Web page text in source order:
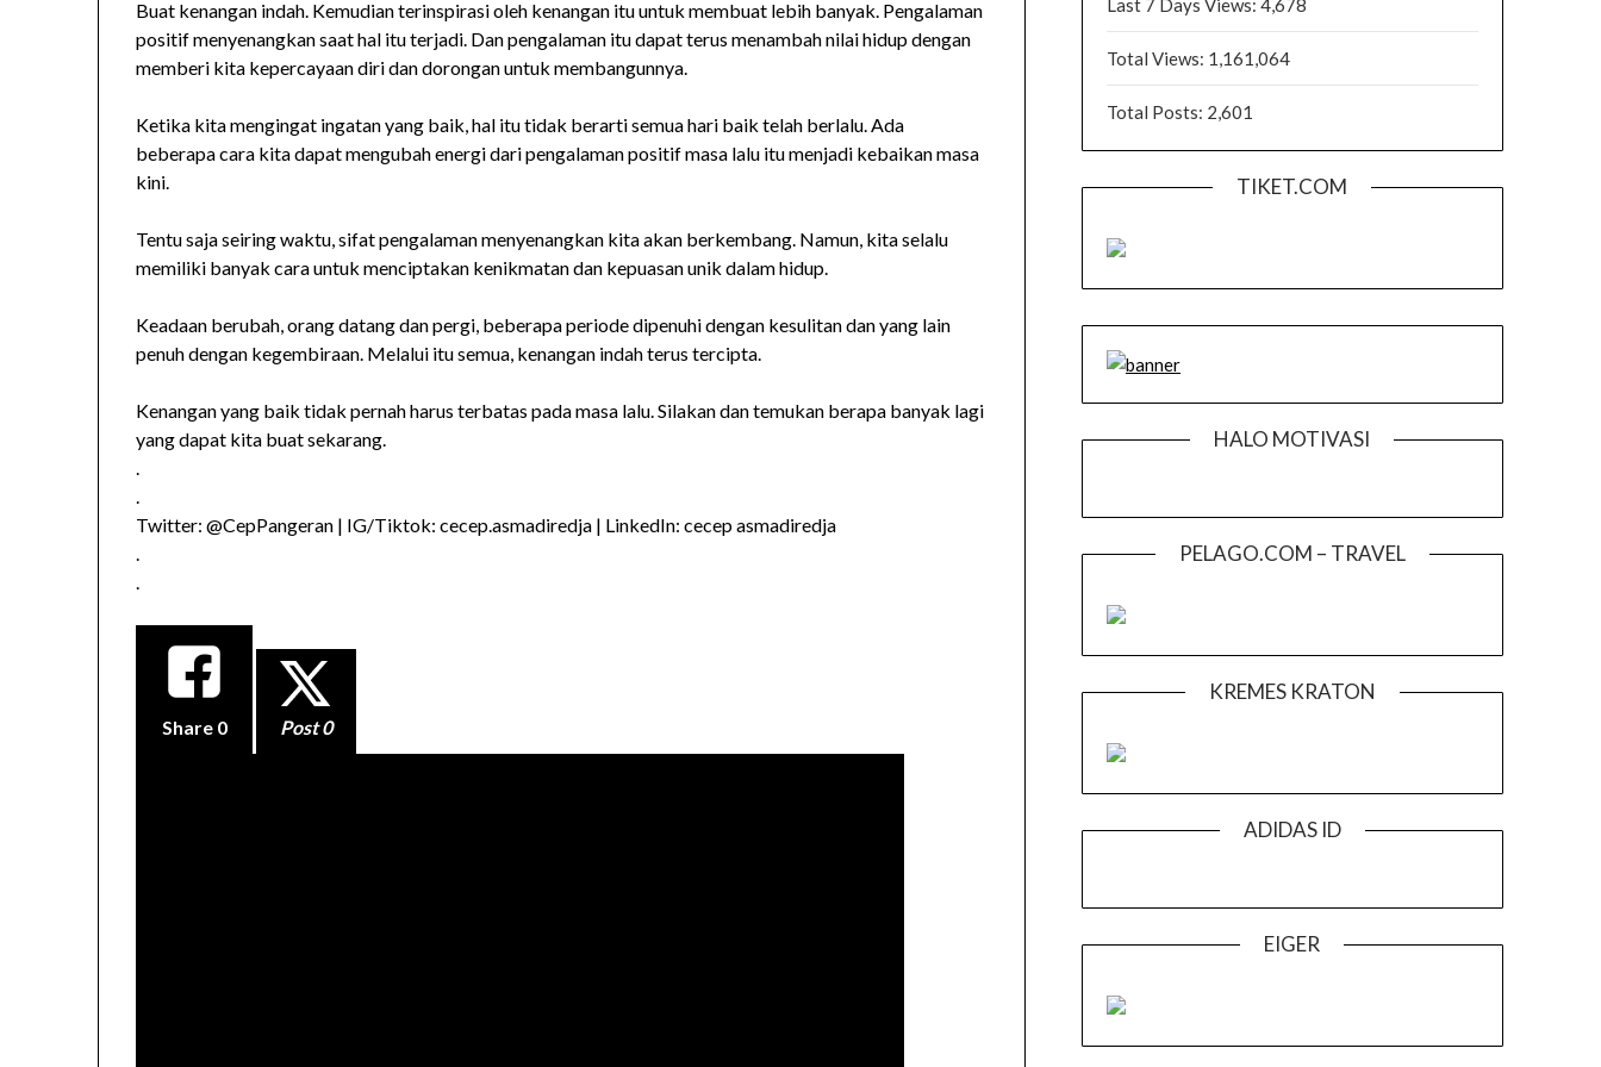
Buat kenangan indah. Kemudian terinspirasi oleh kenangan itu untuk membuat lebih banyak. Pengalaman
positif menyenangkan saat hal itu terjadi. Dan pengalaman itu dapat terus menambah nilai hidup dengan
memberi kita kepercayaan diri dan dorongan untuk membangunnya.
Ketika kita mengingat ingatan yang baik, hal itu tidak berarti semua hari baik telah berlalu. Ada
beberapa cara kita dapat mengubah energi dari pengalaman positif masa lalu itu menjadi kebaikan masa
kini.
Tentu saja seiring waktu, sifat pengalaman menyenangkan kita akan berkembang. Namun, kita selalu
memiliki banyak cara untuk menciptakan kenikmatan dan kepuasan unik dalam hidup.
Keadaan berubah, orang datang dan pergi, beberapa periode dipenuhi dengan kesulitan dan yang lain
penuh dengan kegembiraan. Melalui itu semua, kenangan indah terus tercipta.
Kenangan yang baik tidak pernah harus terbatas pada masa lalu. Silakan dan temukan berapa banyak lagi
yang dapat kita buat sekarang.
.
.
Twitter: @CepPangeran | IG/Tiktok: cecep.asmadiredja | LinkedIn: cecep asmadiredja
.
.
Share 0 Post 0
Last 7 Days Views: 4,678
Total Views: 1,161,064
Total Posts: 2,601
TIKET.COM
HALO MOTIVASI
PELAGO.COM – TRAVEL
KREMES KRATON
ADIDAS ID
EIGER